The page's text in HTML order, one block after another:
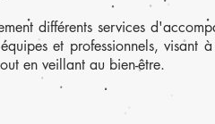
différents services
et professionnels,
en veillant au bien-être.